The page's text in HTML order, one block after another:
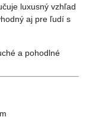
luxusný vzhľad
aj pre ľudí s
a pohodlné